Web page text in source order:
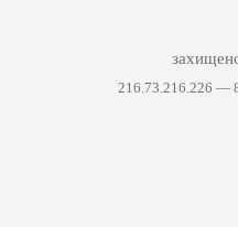
216.73.216.226 —